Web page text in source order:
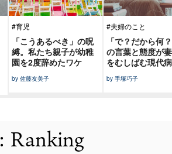
#育児
「こうあるべき」の呪
縛。私たち親子が幼稚
園を2度辞めたワケ
by 佐藤友美子
#夫婦のこと
「で？だから何
の言葉と態度が
をむしばむ現代病
by 手塚巧子
: Ranking